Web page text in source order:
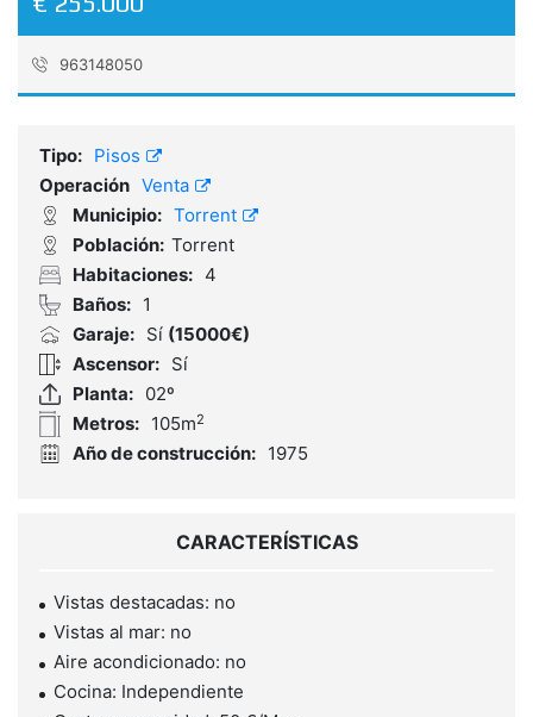
963148050
Tipo: Pisos
Operación Venta
Municipio: Torrent
Población: Torrent
Habitaciones: 4
Baños: 1
Garaje: Sí (15000€)
Ascensor: Sí
Planta: 02º
Metros: 105m2
Año de construcción: 1975
CARACTERÍSTICAS
Vistas destacadas: no
Vistas al mar: no
Aire acondicionado: no
Cocina: Independiente